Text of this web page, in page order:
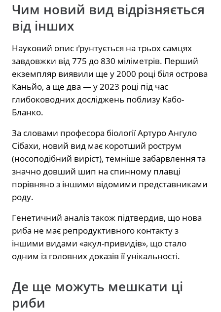
Чим новий вид відрізняється
від інших
Науковий опис ґрунтується на трьох самцях
завдовжки від 775 до 830 міліметрів. Перший
екземпляр виявили ще у 2000 році біля острова
Каньйо, а ще два — у 2023 році під час
глибоководних досліджень поблизу Кабо-
Бланко.
За словами професора біології Артуро Ангуло
Сібахи, новий вид має коротший рострум
(носоподібний виріст), темніше забарвлення та
значно довший шип на спинному плавці
порівняно з іншими відомими представниками
роду.
Генетичний аналіз також підтвердив, що нова
риба не має репродуктивного контакту з
іншими видами «акул-привидів», що стало
одним із головних доказів її унікальності.
Де ще можуть мешкати ці
риби